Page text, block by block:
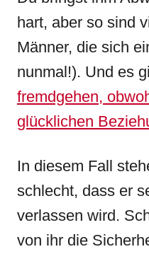
hart, aber so sind
Männer, die sich
nunmal!). Und es
fremdgehen,
glücklichen
In diesem Fall
schlecht, dass er
verlassen wird.
von ihr die